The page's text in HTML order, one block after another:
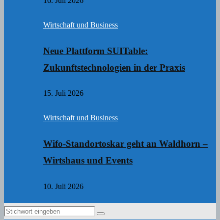
Wirtschaft und Business
Neue Plattform SUITable:
Zukunftstechnologien in der Praxis
15. Juli 2026
Wirtschaft und Business
Wifo-Standortoskar geht an Waldhorn –
Wirtshaus und Events
10. Juli 2026
Search
Search